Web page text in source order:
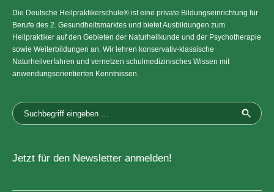
Die Deutsche Heilpraktikerschule® ist eine private Bildungseinrichtung für
Berufe des 2. Gesundheitsmarktes und bietet Ausbildungen zum
Heilpraktiker auf den Gebieten der Naturheilkunde und der Psychotherapie
sowie Weiterbildungen an. Wir lehren konservativ-klassische
Naturheilverfahren und vernetzen schulmedizinisches Wissen mit
anwendungsorientierten Kenntnissen.
Jetzt für den Newsletter anmelden!